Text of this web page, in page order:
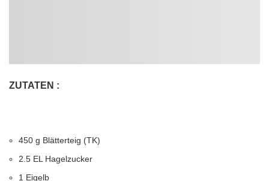
ZUTATEN :
450 g Blätterteig (TK)
2.5 EL Hagelzucker
1 Eigelb